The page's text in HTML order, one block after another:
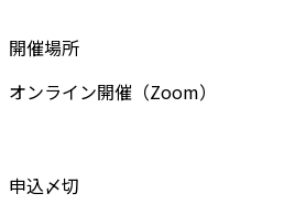
開催場所
オンライン開催（Zoom）
申込〆切